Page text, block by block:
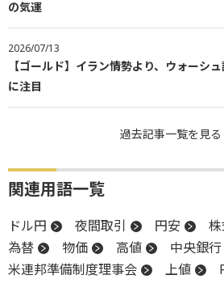
の気運
2026/07/13
【ゴールド】イラン情勢より、ウォーシ
に注目
過去記事一覧を見る
関連用語一覧
ドル円 夜間取引 円安
為替
物価 高値 中央銀行
米連邦準備制度理事会
上値